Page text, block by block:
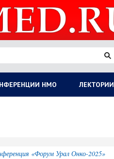
НМО ЛЕКТОРИИ
«Форум Урал Онко-2025»